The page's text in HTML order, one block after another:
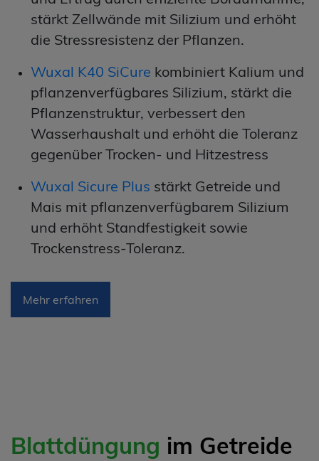
stärkt Zellwände mit Silizium und erhöht
die Stressresistenz der Pflanzen.
Wuxal K40 SiCure kombiniert Kalium und
pflanzenverfügbares Silizium, stärkt die
Pflanzenstruktur, verbessert den
Wasserhaushalt und erhöht die Toleranz
gegenüber Trocken‑ und Hitzestress
Wuxal Sicure Plus stärkt Getreide und
Mais mit pflanzenverfügbarem Silizium
und erhöht Standfestigkeit sowie
Trockenstress‑Toleranz.
Mehr erfahren
Blattdüngung im Getreide